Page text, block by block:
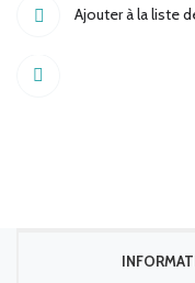
Ajouter à la liste